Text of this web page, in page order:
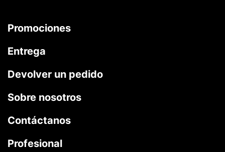
Promociones
Entrega
Devolver un pedido
Sobre nosotros
Contáctanos
Profesional